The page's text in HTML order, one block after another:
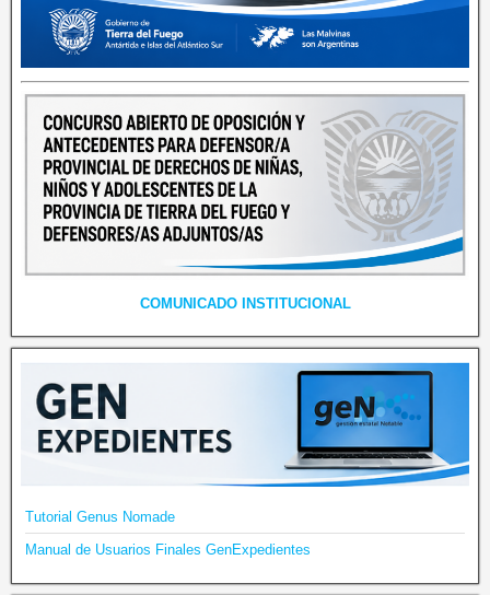
COMUNICADO INSTITUCIONAL
Tutorial Genus Nomade
Manual de Usuarios Finales GenExpedientes